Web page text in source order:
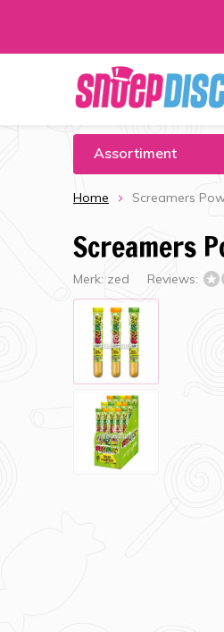
Assortiment
Home Screamers
Screamers
Merk: zed Reviews: